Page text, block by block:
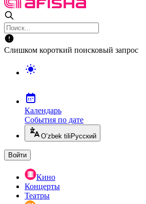
Слишком короткий поисковый запрос
Календарь
События по дате
O’zbek tili Русский
Войти
Кино
Концерты
Театры